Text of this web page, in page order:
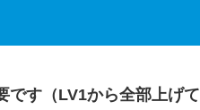
です（LV1から全部上げて